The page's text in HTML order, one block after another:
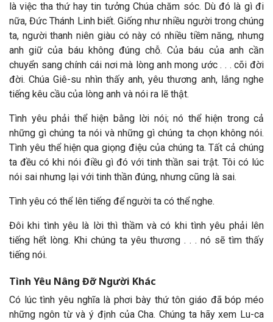
là việc tha thứ hay tin tưởng Chúa chăm sóc. Dù đó là gì đi
nữa, Đức Thánh Linh biết. Giống như nhiều người trong chúng
ta, người thanh niên giàu có này có nhiều tiềm năng, nhưng
anh giữ của báu không đúng chỗ. Của báu của anh cần
chuyển sang chính cái nơi mà lòng anh mong ước . . . cõi đời
đời. Chúa Giê-su nhìn thấy anh, yêu thương anh, lắng nghe
tiếng kêu cầu của lòng anh và nói ra lẽ thật.
Tình yêu phải thể hiện bằng lời nói; nó thể hiện trong cả
những gì chúng ta nói và những gì chúng ta chọn không nói.
Tình yêu thể hiện qua giọng điệu của chúng ta. Tất cả chúng
ta đều có khi nói điều gì đó với tinh thần sai trật. Tôi có lúc
nói sai nhưng lại với tinh thần đúng, nhưng cũng là sai.
Tình yêu có thể lên tiếng để người ta có thể nghe.
Đôi khi tình yêu là lời thì thầm và có khi tình yêu phải lên
tiếng hết lòng. Khi chúng ta yêu thương . . . nó sẽ tìm thấy
tiếng nói.
Tình Yêu Nâng Đỡ Người Khác
Có lúc tình yêu nghĩa là phơi bày thứ tôn giáo đã bóp méo
những ngôn từ và ý định của Cha. Chúng ta hãy xem Lu-ca